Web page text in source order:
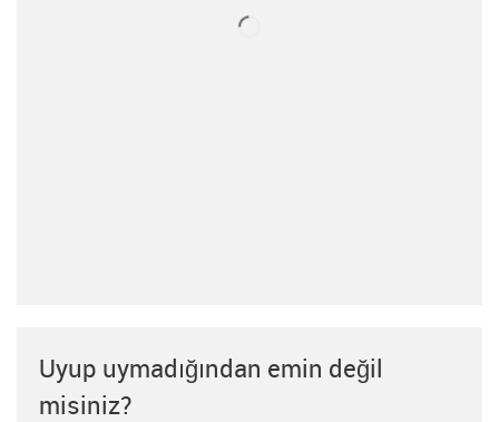
Uyup uymadığından emin değil
misiniz?